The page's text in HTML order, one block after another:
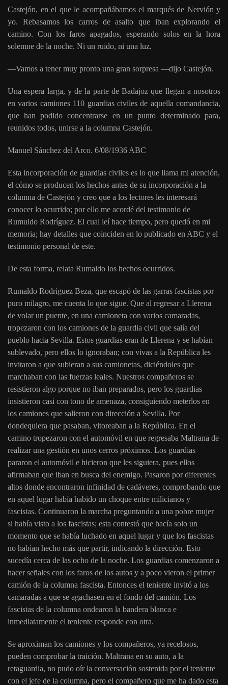
Castejón, en el que le acompañábamos el marqués de Nervión y
yo. Rebasamos los carros de asalto que iban explorando el
camino. Con los faros apagados, esperando solos en la hora
solemne de la noche. Ni un ruido, ni una luz.
—Vamos a tener muy pronto una gran sorpresa —dijo Castejón.
Una espera larga, y de la parte de Badajoz que llegan a nosotros
en varios camiones 110 guardias civiles de aquella comandancia,
que han podido concentrarse en un punto determinado para,
reunidos todos, unirse a la columna Castejón.
Manuel Sánchez del Arco. 6/08/1936 ABC
Esta incorporación de guardias civiles es lo que llama mi atención,
el cómo se producen los hechos antes de su incorporación a la
columna de Castejón y creo que a los lectores les interesará
conocer lo ocurrido; por ello me acordé del testimonio de
Rumuldo Rodríguez. El cual leí hace tiempo, pero quedó en mi
memoria; hay detalles que coinciden en lo publicado en ABC y el
testimonio personal de este.
De esta forma, relata Rumaldo los hechos ocurridos.
Rumaldo Rodríguez Beza, que escapó de las garras fascistas por
puro milagro, me cuenta lo que sigue. Que al regresar a Llerena
de volar un puente, en una camioneta con varios camaradas,
tropezaron con los camiones de la guardia civil que salía del
pueblo hacia Sevilla. Estos guardias eran de Llerena y se habían
sublevado, pero ellos lo ignoraban; con vivas a la República les
invitaron a que subieran a sus camionetas, diciéndoles que
marchaban con las fuerzas leales. Nuestros compañeros se
resistieron algo porque no iban preparados, pero los guardias
insistieron casi con tono de amenaza, consiguiendo meterlos en
los camiones que salieron con dirección a Sevilla. Por
dondequiera que pasaban, vitoreaban a la República. En el
camino tropezaron con el automóvil en que regresaba Maltrana de
realizar una gestión en unos cerros próximos. Los guardias
pararon el automóvil e hicieron que les siguiera, pues ellos
afirmaban que iban en busca del enemigo. Pasaron por diferentes
altos donde encontraron infinidad de cadáveres, comprobando que
en aquel lugar había habido un choque entre milicianos y
fascistas. Continuaron la marcha preguntando a una pobre mujer
si había visto a los fascistas; esta contestó que hacía solo un
momento que se había luchado en aquel lugar y que los fascistas
no habían hecho más que partir, indicando la dirección. Esto
sucedía cerca de las ocho de la noche. Los guardias comenzaron a
hacer señales con los faros de los autos y a poco vieron el primer
camión de la columna fascista. Entonces el teniente invitó a los
camaradas a que se agachasen en el fondo del camión. Los
fascistas de la columna ondearon la bandera blanca e
inmediatamente el teniente responde con otra.
Se aproximan los camiones y los compañeros, ya recelosos,
pueden comprobar la traición. Maltrana en su auto, a la
retaguardia, no pudo oír la conversación sostenida por el teniente
con el jefe de la columna, pero el compañero que me ha dado esta